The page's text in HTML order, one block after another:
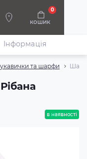
кошик
0
Взуття
та шарфи
Iнформація
в наявності